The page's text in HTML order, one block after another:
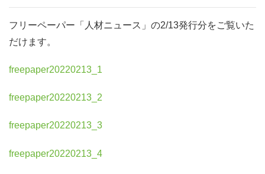
フリーペーパー「人材ニュース」の2/13発行分をご覧いた
だけます。
freepaper20220213_1
freepaper20220213_2
freepaper20220213_3
freepaper20220213_4